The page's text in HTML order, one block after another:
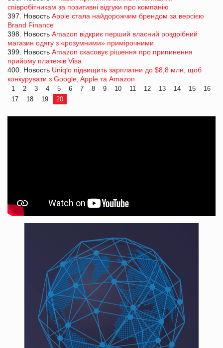
співробітникам за позитивні відгуки про компанію
397. Новость Apple стала найдорожчим брендом за версією
Brand Finance
398. Новость Amazon відкриє перший власний роздрібний
магазин одягу з «розумними» примірочними
399. Новость Amazon скасовує рішення про припинення
прийому платежів Visa
400. Новость Uniqlo підвищить зарплатни до $8,8 млн, щоб
конкурувати з Google, Apple та Amazon
1 2 3 4 5 6 7 8 9 10 11 12 13 14 15
16
17
18 19 20